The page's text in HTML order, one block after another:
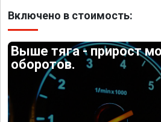
Включено в стоимость:
Выше тяга - прирост
оборотов.